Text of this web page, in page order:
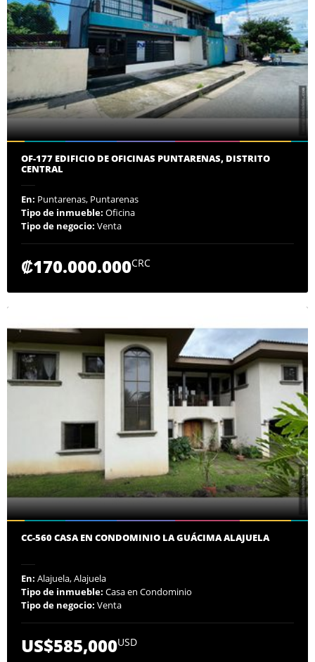
OF-177 EDIFICIO DE OFICINAS PUNTARENAS, DISTRITO
CENTRAL
En: Puntarenas, Puntarenas
Tipo de inmueble: Oficina
Tipo de negocio: Venta
₡170.000.000CRC
CC-560 CASA EN CONDOMINIO LA GUÁCIMA ALAJUELA
En: Alajuela, Alajuela
Tipo de inmueble: Casa en Condominio
Tipo de negocio: Venta
US$585,000USD